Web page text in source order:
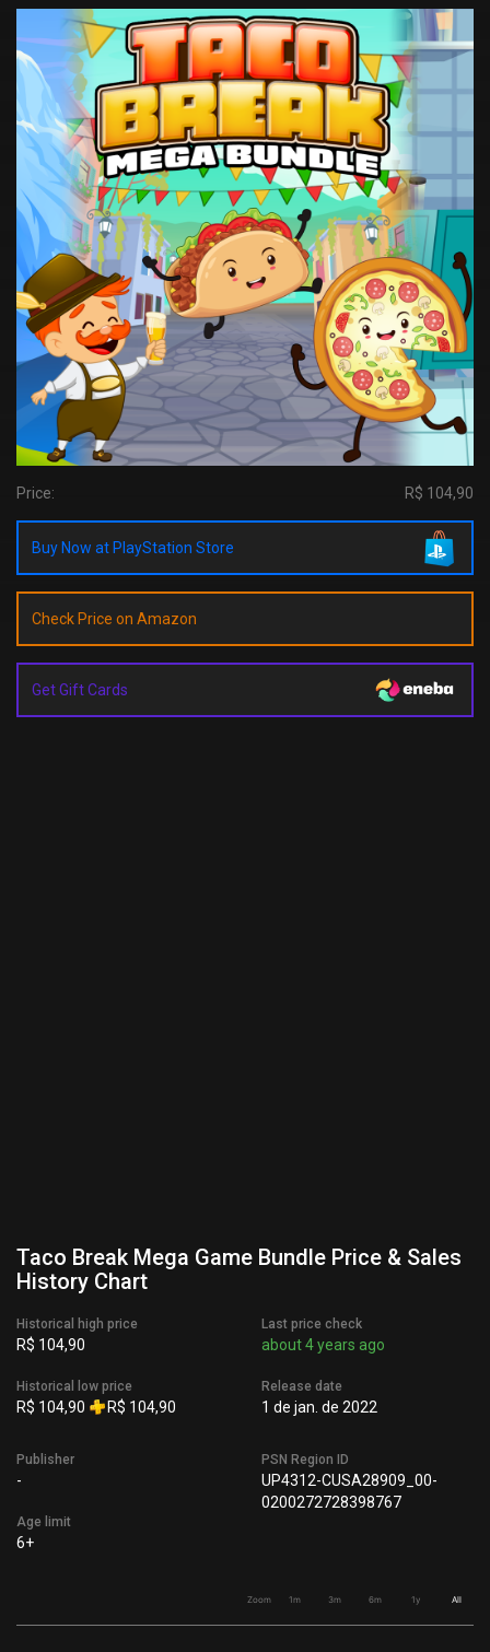
Price: R$ 104,90
Buy Now at PlayStation Store
Check Price on Amazon
Get Gift Cards
Taco Break Mega Game Bundle Price & Sales
History Chart
Historical high price
R$ 104,90
Historical low price
R$ 104,90 R$ 104,90
Last price check
about 4 years ago
Release date
1 de jan. de 2022
Publisher
-
Age limit
6+
PSN Region ID
UP4312-CUSA28909_00-
0200272728398767
Zoom 1m 3m 6m 1y All